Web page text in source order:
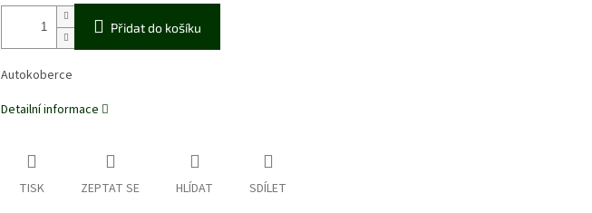
Přidat do košíku
Autokoberce
Detailní informace
TISK ZEPTAT SE HLÍDAT SDÍLET